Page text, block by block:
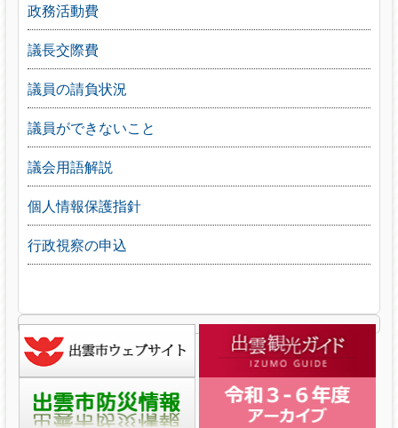
政務活動費
議長交際費
議員の請負状況
議員ができないこと
議会用語解説
個人情報保護指針
行政視察の申込